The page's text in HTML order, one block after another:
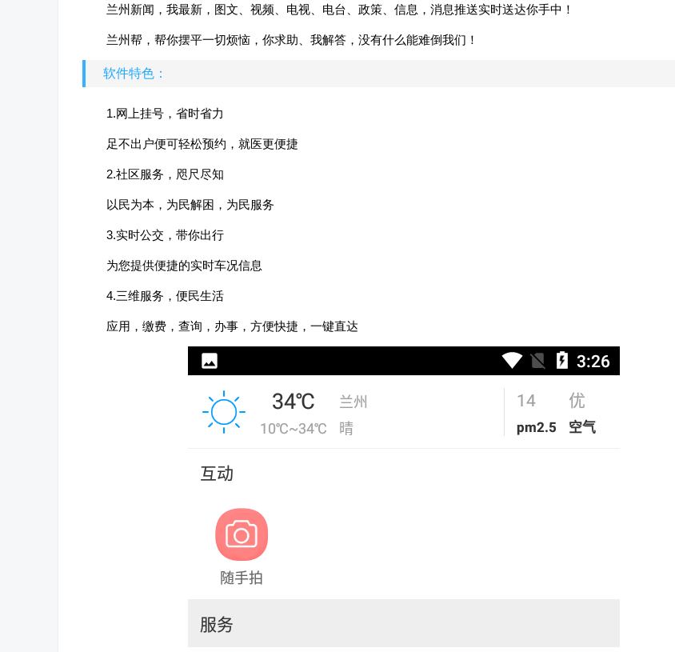
兰州新闻，我最新，图文、视频、电视、电台、政策、信息，消息推送实时送达你手中！
兰州帮，帮你摆平一切烦恼，你求助、我解答，没有什么能难倒我们！
软件特色：
1.网上挂号，省时省力
足不出户便可轻松预约，就医更便捷
2.社区服务，咫尺尽知
以民为本，为民解困，为民服务
3.实时公交，带你出行
为您提供便捷的实时车况信息
4.三维服务，便民生活
应用，缴费，查询，办事，方便快捷，一键直达